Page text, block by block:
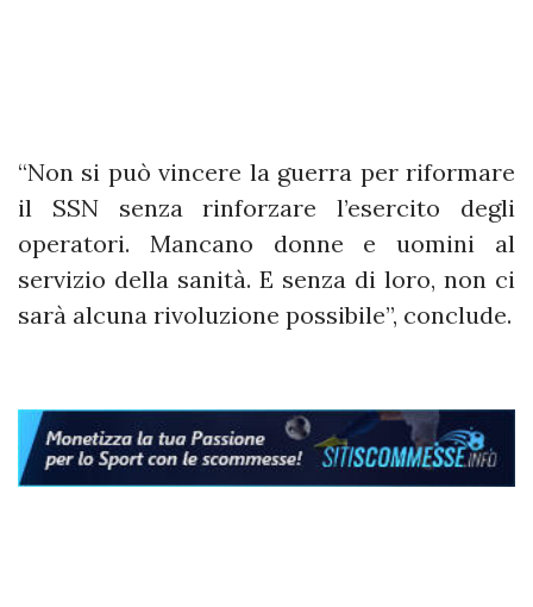
“Non si può vincere la guerra per riformare
il SSN senza rinforzare l’esercito degli
operatori. Mancano donne e uomini al
servizio della sanità. E senza di loro, non ci
sarà alcuna rivoluzione possibile”, conclude.